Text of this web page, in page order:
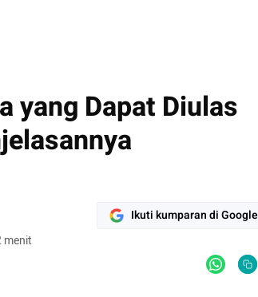
yang Dapat Diulas
menit
Ikuti kumparan di Google